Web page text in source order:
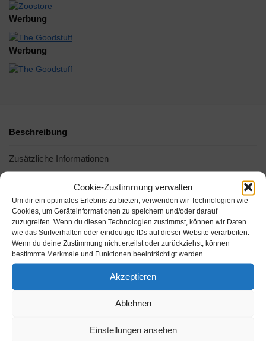
Cookie-Zustimmung verwalten
Um dir ein optimales Erlebnis zu bieten, verwenden wir Technologien wie
Cookies, um Geräteinformationen zu speichern und/oder darauf
zuzugreifen. Wenn du diesen Technologien zustimmst, können wir Daten
wie das Surfverhalten oder eindeutige IDs auf dieser Website verarbeiten.
Wenn du deine Zustimmung nicht erteilst oder zurückziehst, können
bestimmte Merkmale und Funktionen beeinträchtigt werden.
Akzeptieren
Ablehnen
Einstellungen ansehen
Werbung
Werbung
Beschreibung
Zusätzliche Informationen
52,99€